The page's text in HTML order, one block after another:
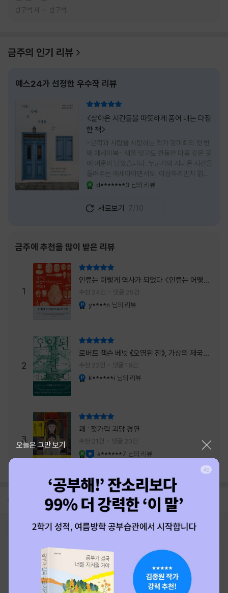
방구석 저 방구석
금주의 인기 리뷰
예스24가 선정한 우수작 리뷰
<살아온 시간들을 따뜻하게 품어 내는 다정
한 책>
-문학과 사람을 사랑하는 작가 강미희의 첫 번
째 에세이북- 책을 덮고도 한동안 마음 깊은 곳
에 여운이 남았습니다. 누군가의 지나온 시간을
들려주는 에세이이면서도, 이상하리만치 읽는
사람 자신의 삶을 다시 돌아보게 만드는 책이었
으로 머물지 않고, 각자의 상처와 후회, 다 지나
온 줄 알았던 마음의 결을 가만히 비추는 거울
는다는 것, 대신 지나온 시간 속에서 비로소 알
있고 무너지지 않는 것보다 다시 일어서는 일이
더 중요하다는 사실을 담담하게 보여줍니다. 그
래서 읽는 내내 위로가 과장되지 않았고, 오히
려 그 절제된 진심 덕분에 더 오래 마음에 남았
습니다. 책 곳곳에
d*******3 님의 리뷰
새로보기 7/10
금주에 추천을 많이 받은 리뷰
1
인류는 이렇게 역사가 되었다 <인류는 어떻게
역사가 되었나>
추천 24건 댓글 25건
y****n 님의 리뷰
2
로버트 잭슨 베넷 《오염된 잔》, 가상의 제국이
주는 실감과 미스터리 사건의 치밀함이 이루어
내는 최상의 시너지...
추천 22건 댓글 18건
k******i 님의 리뷰
3
쾌 : 젓가락 괴담 경연
추천 21건 댓글 20건
s******7 님의 리뷰
공지 26년 NBCI 수상 안내
2026-08-01
오늘은 그만 보기
로그인 최근 본 상품 주문/배송
고객센터 1544-3800 티켓 1544-6399
중고샵 1566-4295
eBook 1:1문의/채팅상담
예스이십사(주) 사업자 정보